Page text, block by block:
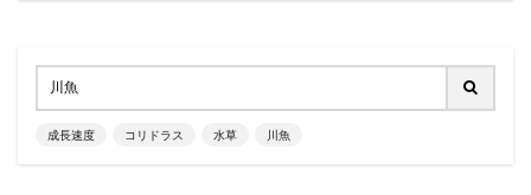
成長速度 コリドラス 水草 川魚